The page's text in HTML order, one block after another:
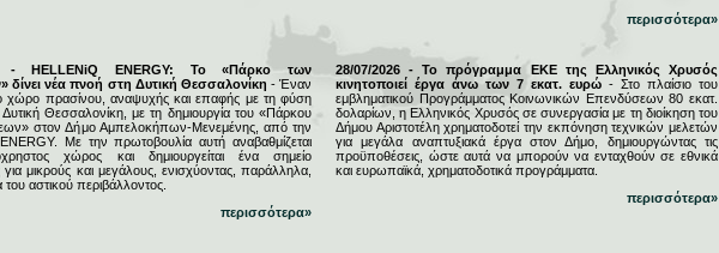
περισσότερα»
- HELLENiQ ENERGY: Το «Πάρκο των
δίνει νέα πνοή στη Δυτική Θεσσαλονίκη - Έναν
χώρο πρασίνου, αναψυχής και επαφής με τη φύση
Θεσσαλονίκη, με τη δημιουργία του «Πάρκου
στον Δήμο Αμπελοκήπων-Μενεμένης, από την
Με την πρωτοβουλία αυτή αναβαθμίζεται
χώρος και δημιουργείται ένα σημείο
μικρούς και μεγάλους, ενισχύοντας, παράλληλα,
του αστικού περιβάλλοντος.
περισσότερα»
28/07/2026 - Το πρόγραμμα ΕΚΕ της Ελληνικός Χρυσός
κινητοποιεί έργα άνω των 7 εκατ. ευρώ - Στο πλαίσιο του
εμβληματικού Προγράμματος Κοινωνικών Επενδύσεων 80 εκατ.
δολαρίων, η Ελληνικός Χρυσός σε συνεργασία με τη διοίκηση του
Δήμου Αριστοτέλη χρηματοδοτεί την εκπόνηση τεχνικών μελετών
για μεγάλα αναπτυξιακά έργα στον Δήμο, δημιουργώντας τις
προϋποθέσεις, ώστε αυτά να μπορούν να ενταχθούν σε εθνικά
και ευρωπαϊκά, χρηματοδοτικά προγράμματα.
περισσότερα»